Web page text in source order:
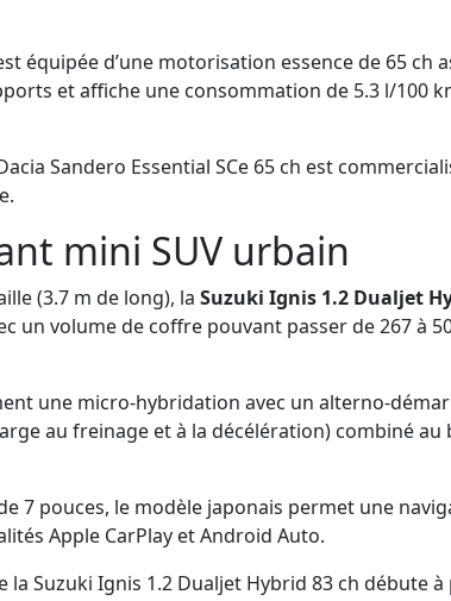
équipée d’une motorisation essence de 65 ch
et affiche une consommation de 5.3 l/100
Sandero Essential SCe 65 ch est
mini SUV urbain
(3.7 m de long), la Suzuki Ignis 1.2 Dualjet
un volume de coffre pouvant passer de 267 à
une micro-hybridation avec un alterno-
au freinage et à la décélération) combiné au
7 pouces, le modèle japonais permet une
Apple CarPlay et Android Auto.
la Suzuki Ignis 1.2 Dualjet Hybrid 83 ch débute